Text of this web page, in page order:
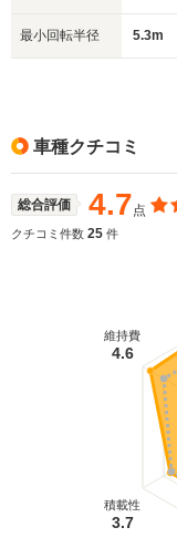
最小回転半径 5.3m
車種クチコミ
総合評価 4.7点
クチコミ件数 25 件
積載性
3.7
維持費
4.6